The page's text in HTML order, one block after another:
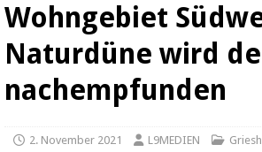
[ 4. Juni 2025 ]
[ 4. Juni 2025 ]
Polizei sucht
Öffnungszeiten des
Wohngebiet
Naturdüne wird
nachempfunden
2. November 2021 L9MEDIEN